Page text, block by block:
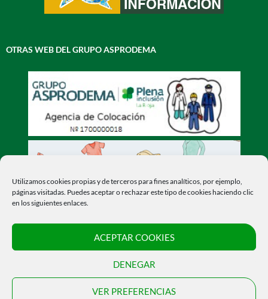
Utilizamos cookies propias y de terceros para fines analíticos, por ejemplo,
páginas visitadas. Puedes aceptar o rechazar este tipo de cookies haciendo clic
en los siguientes enlaces.
ACEPTAR COOKIES
DENEGAR
VER PREFERENCIAS
OTRAS WEB DEL GRUPO ASPRODEMA